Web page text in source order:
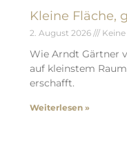
Kleine Fläche,
2. August 2026
Wie Arndt Gärtner
auf kleinstem
erschafft.
Weiterlesen »